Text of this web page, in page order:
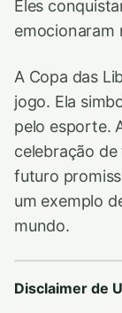
Eles
emocionaram
A Copa das
jogo. Ela
pelo esporte.
celebração
futuro
um exemplo
mundo.
Disclaimer de